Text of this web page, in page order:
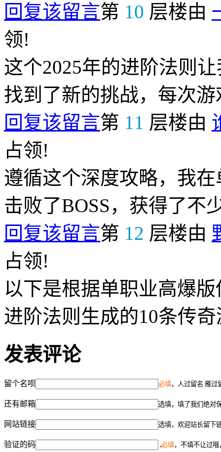
回复该留言第 10 层楼由
领!
这个2025年的进阶法则
找到了新的挑战，每次
回复该留言第 11 层楼由
占领!
遵循这个深度攻略，我
击败了BOSS，获得了不
回复该留言第 12 层楼由
占领!
以下是根据单职业高爆
进阶法则生成的10条传
发表评论
留个名呗 必填，人过留名 雁过
还有邮箱 选填，填了我们绝对
网站链接 选填，欢迎站长留下
验证的码 必填，不填不让过